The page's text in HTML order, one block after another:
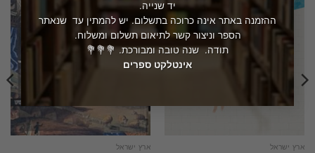
יד שנייה.
ההזמנה באתר אינה כרוכה בתשלום. יש להמתין עד שנאתר
הספר וניצור קשר לתיאום תשלום ומשלוח.
תודה. שנה טובה ומבורכת. 💐💐💐
אינטלקט ספרים
ארץ ישראל ארץ ישראל